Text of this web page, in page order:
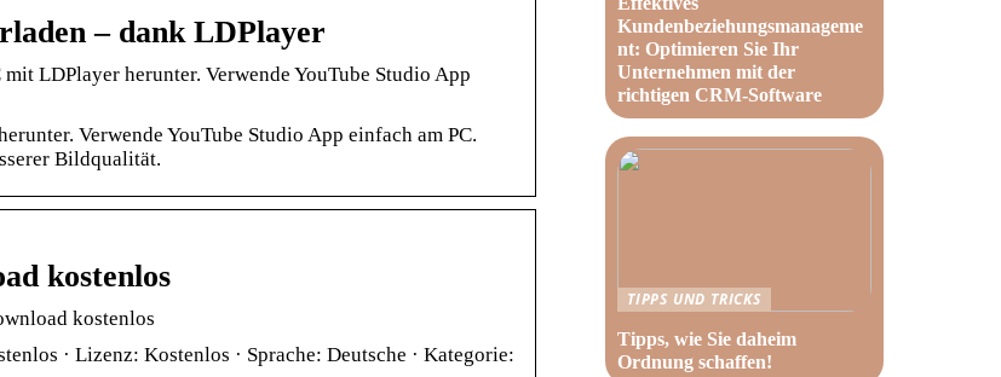
– dank LDPlayer
LDPlayer herunter. Verwende YouTube Studio App
Verwende YouTube Studio App einfach am PC.
Bildqualität.
kostenlos
kostenlos
· Lizenz: Kostenlos · Sprache: Deutsche · Kategorie:
Kundenbeziehungsmanageme
nt: Optimieren Sie Ihr
Unternehmen mit der
richtigen CRM-Software
TIPPS UND TRICKS
Tipps, wie Sie daheim
Ordnung schaffen!